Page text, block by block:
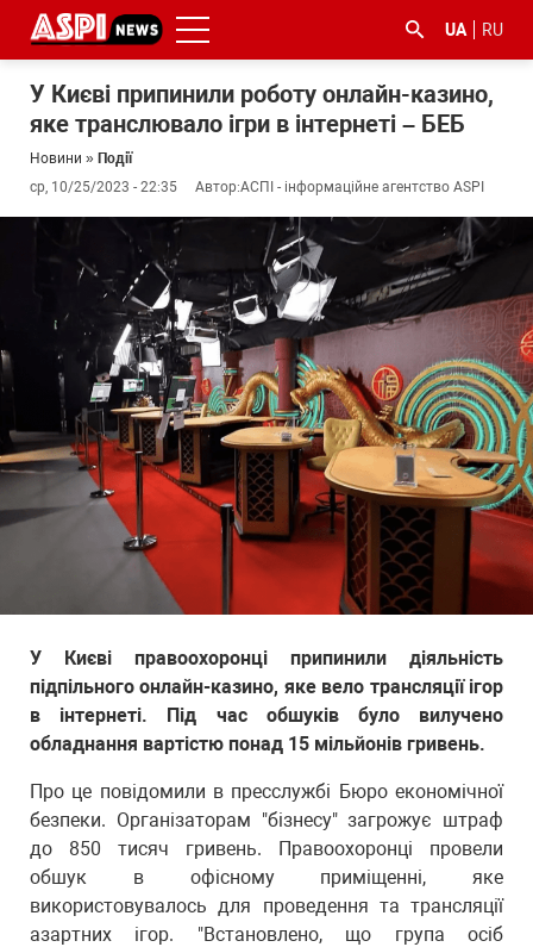
UA RU
У Києві припинили роботу онлайн-казино,
яке транслювало ігри в інтернеті – БЕБ
Новини » Події
ср, 10/25/2023 - 22:35
Автор:АСПІ - інформаційне агентство ASPI
У Києві правоохоронці припинили діяльність
підпільного онлайн-казино, яке вело трансляції ігор
в інтернеті. Під час обшуків було вилучено
обладнання вартістю понад 15 мільйонів гривень.
Про це повідомили в пресслужбі Бюро економічної
безпеки. Організаторам "бізнесу" загрожує штраф
до 850 тисяч гривень. Правоохоронці провели
обшук в офісному приміщенні, яке
використовувалось для проведення та трансляції
азартних ігор. "Встановлено, що група осіб
#боротьба
корупцією
#ДФС #Київ #коронавірус